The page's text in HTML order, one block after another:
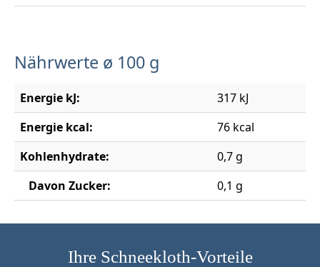
Nährwerte ø 100 g
Energie kJ:
317 kJ
Energie kcal:
76 kcal
Kohlenhydrate:
0,7 g
Davon Zucker:
0,1 g
Ihre Schneekloth-Vorteile